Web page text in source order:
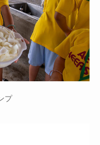
プ